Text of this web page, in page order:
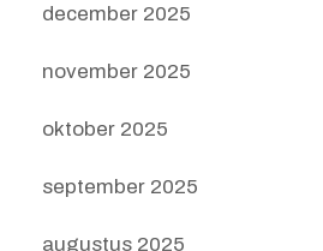
december 2025
november 2025
oktober 2025
september 2025
augustus 2025